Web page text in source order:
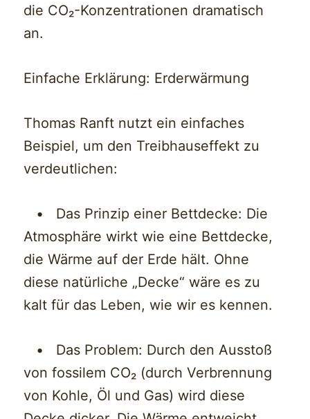
die CO₂-Konzentrationen dramatisch
an.
Einfache Erklärung: Erderwärmung
Thomas Ranft nutzt ein einfaches
Beispiel, um den Treibhauseffekt zu
verdeutlichen:
• Das Prinzip einer Bettdecke: Die
Atmosphäre wirkt wie eine Bettdecke,
die Wärme auf der Erde hält. Ohne
diese natürliche „Decke“ wäre es zu
kalt für das Leben, wie wir es kennen.
• Das Problem: Durch den Ausstoß
von fossilem CO₂ (durch Verbrennung
von Kohle, Öl und Gas) wird diese